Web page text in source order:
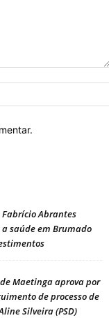
Fabrício Abrantes
saúde em Brumado
Maetinga aprova por
de processo de
Silveira (PSD)